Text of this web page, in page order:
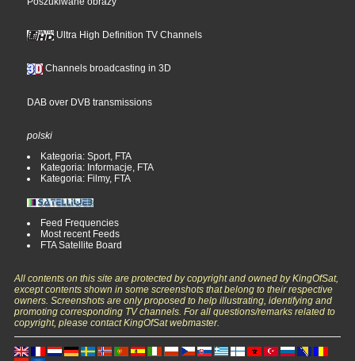
Ultra High Definition TV Channels
Channels broadcasting in 3D
DAB over DVB transmissions
polski
Kategoria: Sport, FTA
Kategoria: Informacje, FTA
Kategoria: Filmy, FTA
Feed Frequencies
Most recent Feeds
FTA Satellite Board
All contents on this site are protected by copyright and owned by KingOfSat,
except contents shown in some screenshots that belong to their respective
owners. Screenshots are only proposed to help illustrating, identifying and
promoting corresponding TV channels. For all questions/remarks related to
copyright, please contact KingOfSat webmaster.